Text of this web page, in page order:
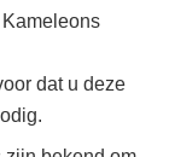
Kameleons
dat u deze